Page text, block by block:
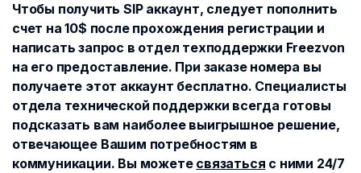
Чтобы получить SIP аккаунт, следует пополнить
счет на 10$ после прохождения регистрации и
написать запрос в отдел техподдержки Freezvon
на его предоставление. При заказе номера вы
получаете этот аккаунт бесплатно. Специалисты
отдела технической поддержки всегда готовы
подсказать вам наиболее выигрышное решение,
отвечающее Вашим потребностям в
коммуникации. Вы можете связаться с ними 24/7